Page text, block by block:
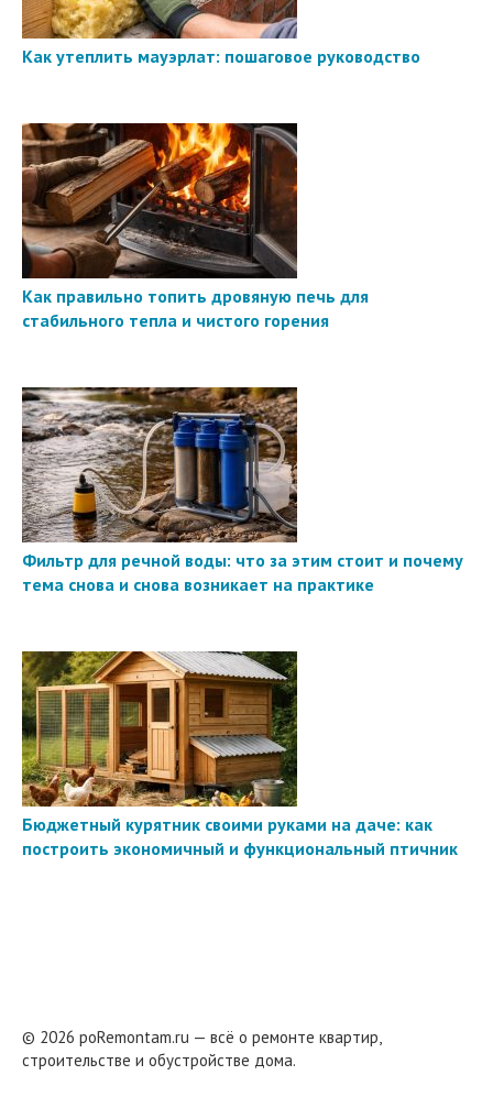
Как утеплить мауэрлат: пошаговое руководство
Как правильно топить дровяную печь для
стабильного тепла и чистого горения
Фильтр для речной воды: что за этим стоит и почему
тема снова и снова возникает на практике
Бюджетный курятник своими руками на даче: как
построить экономичный и функциональный птичник
© 2026 poRemontam.ru — всё о ремонте квартир,
строительстве и обустройстве дома.